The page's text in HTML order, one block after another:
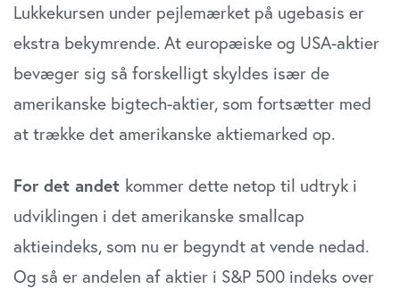
Lukkekursen under pejlemærket på ugebasis er
ekstra bekymrende. At europæiske og USA-aktier
bevæger sig så forskelligt skyldes især de
amerikanske bigtech-aktier, som fortsætter med
at trække det amerikanske aktiemarked op.
For det andet kommer dette netop til udtryk i
udviklingen i det amerikanske smallcap
aktieindeks, som nu er begyndt at vende nedad.
Og så er andelen af aktier i S&P 500 indeks over